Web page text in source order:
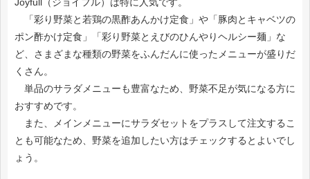
「彩り野菜と若鶏の黒酢あんかけ定食」や「豚肉とキャベツの
ポン酢かけ定食」「彩り野菜とえびのひんやりヘルシー麺」な
ど、さまざまな種類の野菜をふんだんに使ったメニューが盛りだ
くさん。
単品のサラダメニューも豊富なため、野菜不足が気になる方に
おすすめです。
また、メインメニューにサラダセットをプラスして注文するこ
とも可能なため、野菜を追加したい方はチェックするとよいでし
ょう。